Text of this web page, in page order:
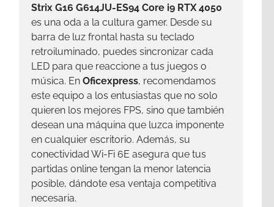
Strix G16 G614JU-ES94 Core i9 RTX 4050
es una oda a la cultura gamer. Desde su
barra de luz frontal hasta su teclado
retroiluminado, puedes sincronizar cada
LED para que reaccione a tus juegos o
música. En Oficexpress, recomendamos
este equipo a los entusiastas que no solo
quieren los mejores FPS, sino que también
desean una máquina que luzca imponente
en cualquier escritorio. Además, su
conectividad Wi-Fi 6E asegura que tus
partidas online tengan la menor latencia
posible, dándote esa ventaja competitiva
necesaria.